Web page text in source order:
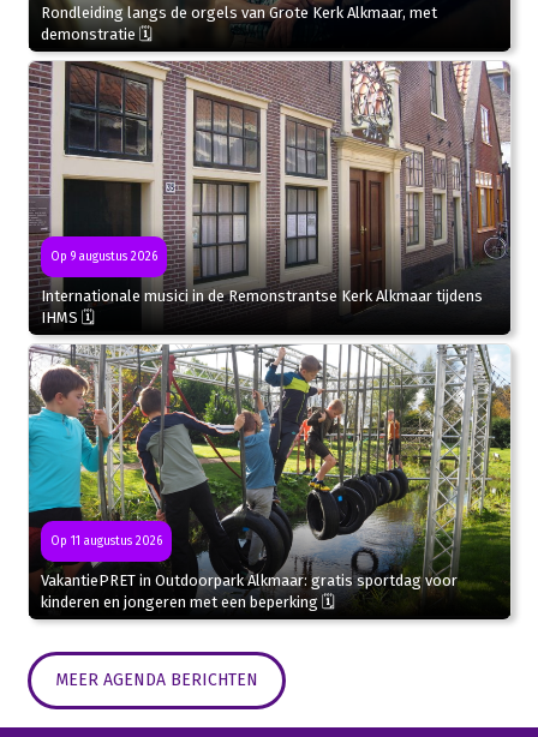
Rondleiding langs de orgels van Grote Kerk Alkmaar, met
demonstratie 🗓
Op 9 augustus 2026
Internationale musici in de Remonstrantse Kerk Alkmaar tijdens
IHMS 🗓
Op 11 augustus 2026
VakantiePRET in Outdoorpark Alkmaar: gratis sportdag voor
kinderen en jongeren met een beperking 🗓
MEER AGENDA BERICHTEN